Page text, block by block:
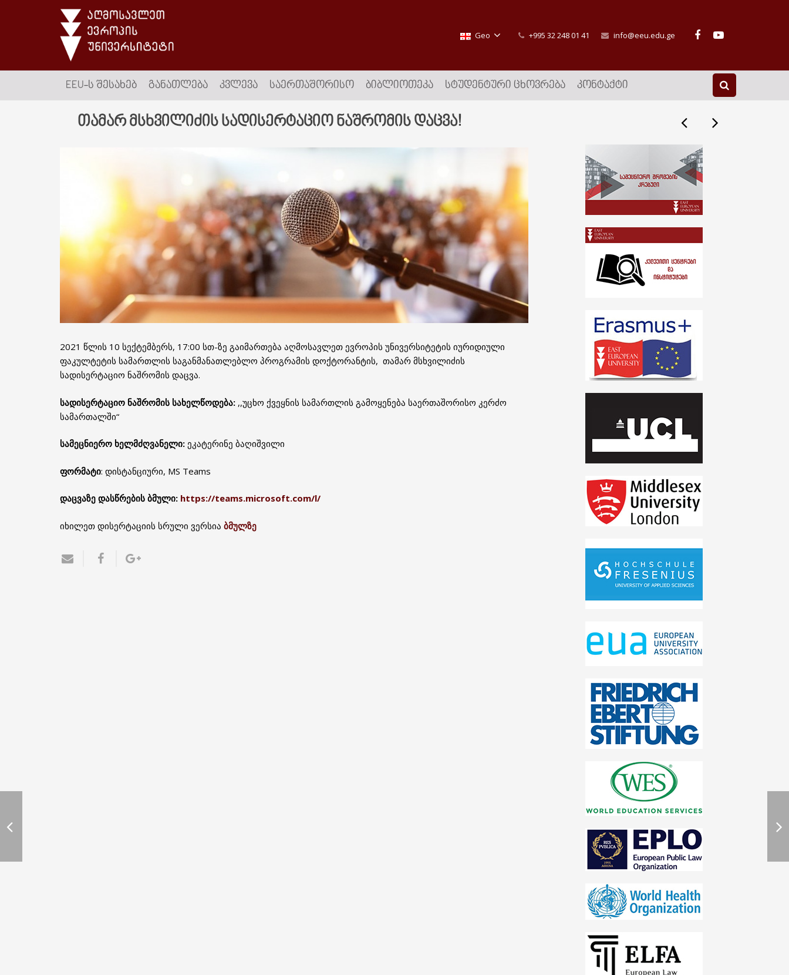
Geo +995 32 248 01 41 info@eeu.edu.ge
EEU-Ს ᲨᲔᲡᲐᲮᲔᲑ ᲒᲐᲜᲐᲗᲚᲔᲑᲐ ᲙᲕᲚᲔᲕᲐ ᲡᲐᲔᲠᲗᲐᲨᲝᲠᲘᲡᲝ ᲑᲘᲑᲚᲘᲝᲗᲔᲙᲐ ᲡᲢᲣᲓᲔᲜᲢᲣᲠᲘ ᲪᲮᲝᲕᲠᲔᲑᲐ ᲙᲝᲜᲢᲐᲥᲢᲘ
თამარ მსხვილიძის სადისერტაციო ნაშრომის დაცვა!
2021 წლის 10 სექტემბერს, 17:00 სთ-ზე გაიმართება აღმოსავლეთ ევროპის უნივერსიტეტის იურიდიული
ფაკულტეტის სამართლის საგანმანათლებლო პროგრამის დოქტორანტის, თამარ მსხვილიძის
სადისერტაციო ნაშრომის დაცვა.
სადისერტაციო ნაშრომის სახელწოდება: ,,უცხო ქვეყნის სამართლის გამოყენება საერთაშორისო კერძო
სამართალში“
სამეცნიერო ხელმძღვანელი: ეკატერინე ბაღიშვილი
ფორმატი: დისტანციური, MS Teams
დაცვაზე დასწრების ბმული: https://teams.microsoft.com/l/
იხილეთ დისერტაციის სრული ვერსია ბმულზე